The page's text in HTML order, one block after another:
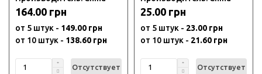
164.00 грн
от 5 штук - 149.00 грн
от 10 штук - 138.60 грн
Отсутствует
25.00 грн
от 5 штук - 23.00 грн
от 10 штук - 21.60 грн
Отсутствует